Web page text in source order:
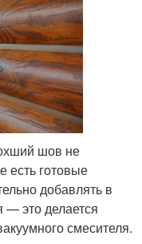
шов не
есть готовые
добавлять в
— это делается
смесителя.